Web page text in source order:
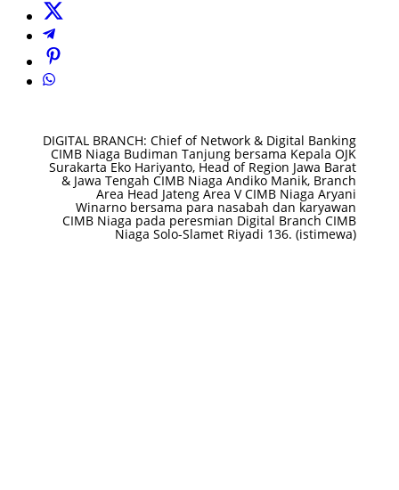
DIGITAL BRANCH: Chief of Network & Digital Banking
CIMB Niaga Budiman Tanjung bersama Kepala OJK
Surakarta Eko Hariyanto, Head of Region Jawa Barat
& Jawa Tengah CIMB Niaga Andiko Manik, Branch
Area Head Jateng Area V CIMB Niaga Aryani
Winarno bersama para nasabah dan karyawan
CIMB Niaga pada peresmian Digital Branch CIMB
Niaga Solo-Slamet Riyadi 136. (istimewa)